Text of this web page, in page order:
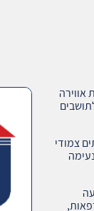
צמודי